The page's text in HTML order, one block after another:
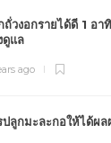
ถั่วงอกรายได้ดี 1 อา
ดูแล
ago
ปลูกมะละกอให้ได้ผ